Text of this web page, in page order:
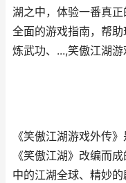
湖之中，体验一番真
全面的游戏指南，帮
炼武功、...,笑傲江湖
《笑傲江湖游戏外传
《笑傲江湖》改编而
中的江湖全球、精妙